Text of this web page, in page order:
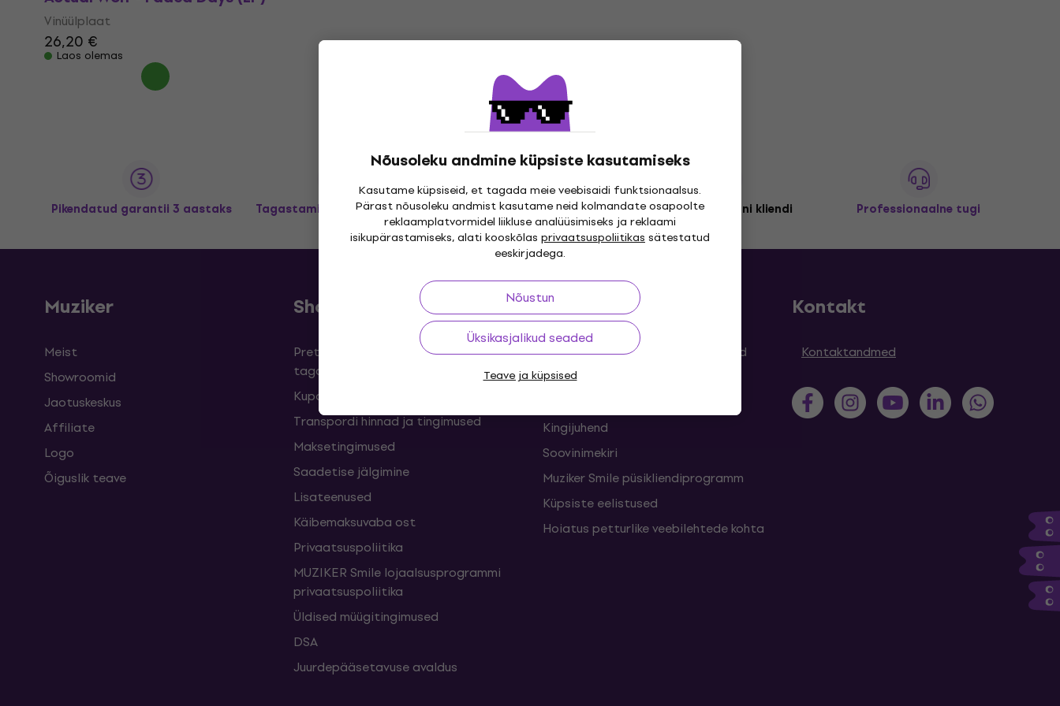
Nõusoleku andmine küpsiste kasutamiseks
Kasutame küpsiseid, et tagada meie veebisaidi funktsionaalsus.
Pärast nõusoleku andmist kasutame neid kolmandate osapoolte
reklaamplatvormidel liikluse analüüsimiseks ja reklaami
isikupärastamiseks, alati kooskõlas privaatsuspoliitikas sätestatud
eeskirjadega.
Nõustun
Üksikasjalikud seaded
Teave ja küpsised
Vinüülplaat
26,20 €
Laos olemas
Pikendatud garantii 3 aastaks Tagastamine kuni 30 päeva Tasuta tarnealates 299 € Üle kolme miljoni kliendi Professionaalne tugi
Muziker
Meist
Showroomid
Jaotuskeskus
Affiliate
Logo
Õiguslik teave
Shopping
Pretensioonid ja lepingust
taganemised
Kupongid
Transpordi hinnad ja tingimused
Maksetingimused
Saadetise jälgimine
Lisateenused
Käibemaksuvaba ost
Privaatsuspoliitika
MUZIKER Smile lojaalsusprogrammi
privaatsuspoliitika
Üldised müügitingimused
DSA
Juurdepääsetavuse avaldus
Kasulikud lingid
KKK - Korduma kippuvad küsimused
Muziker Blogi
Kingijuhend
Soovinimekiri
Muziker Smile püsikliendiprogramm
Küpsiste eelistused
Hoiatus petturlike veebilehtede kohta
Kontakt
Kontaktandmed